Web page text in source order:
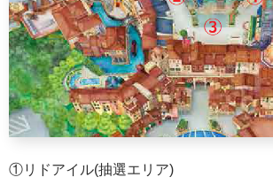
①リドアイル(抽選エリア)